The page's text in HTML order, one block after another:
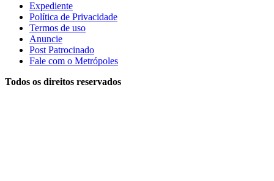
Expediente
Política de Privacidade
Termos de uso
Anuncie
Post Patrocinado
Fale com o Metrópoles
Todos os direitos reservados